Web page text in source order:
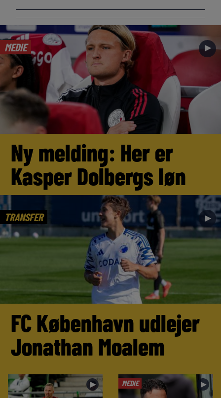
MEDIE ►
Ny melding: Her er
Kasper Dolbergs løn
TRANSFER ►
FC København udlejer
Jonathan Moalem
► MEDIE ►